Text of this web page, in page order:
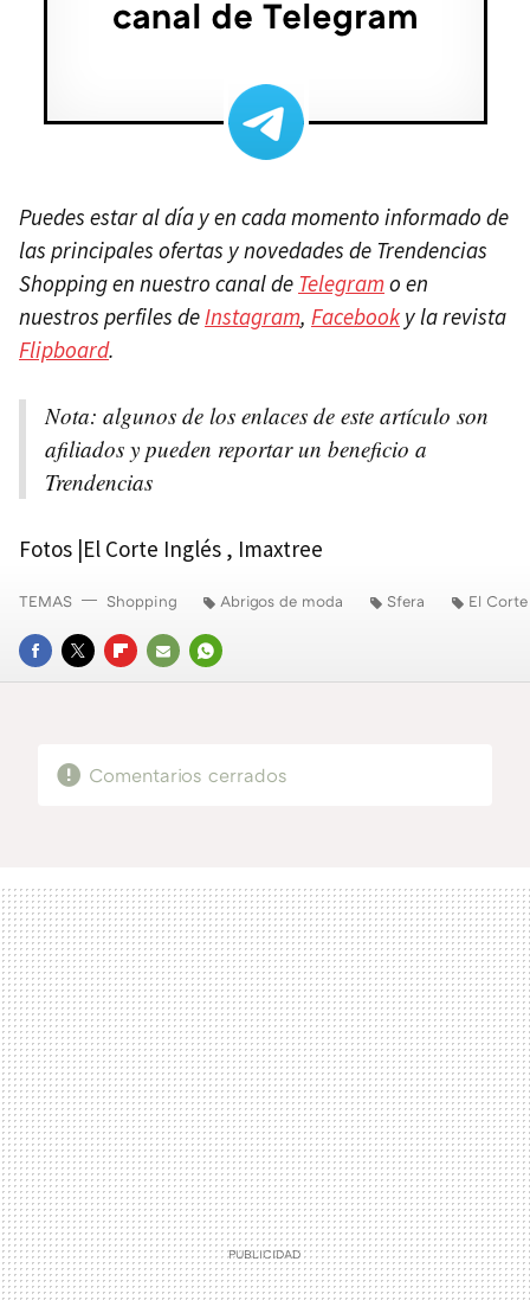
Puedes estar al día y en cada momento informado de
las principales ofertas y novedades de Trendencias
Shopping en nuestro canal de Telegramo en
nuestros perfiles deInstagram, Facebook y la revista
Flipboard.
Nota: algunos de los enlaces de este artículo son
afiliados y pueden reportar un beneficio a
Trendencias
Fotos |El Corte Inglés , Imaxtree
FACEBOOK
TWITTERFLIPBOARD
E-
WHATSAPP
TEMAS Shopping Abrigos de moda Sfera El
Comentarios cerrados